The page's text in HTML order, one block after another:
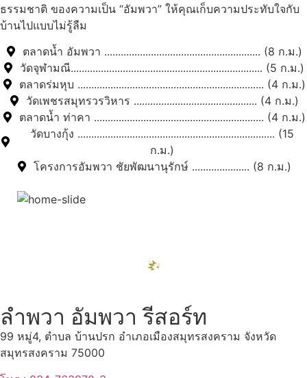
ธรรมชาติ ของความเป็น “อัมพวา” ให้คุณเก็บความประทับใจกับ
บ้านไปแบบไม่รู้ลืม
ตลาดน้ำ อัมพวา ......................................................... (8 ก.ม.)
วัดจุฬามณี...................................................................... (5 ก.ม.)
ตลาดร่มหุบ .................................................................... (4 ก.ม.)
วัดเพชรสมุทรวรวิหาร ............................................. (4 ก.ม.)
ตลาดน้ำ ท่าคา .............................................................. (4 ก.ม.)
วัดบางกุ้ง ........................................................................ (15
ก.ม.)
โครงการอัมพวา ชัยพัฒนานุรักษ์ ..................... (8 ก.ม.)
ลำพวา อัมพวา รีสอร์ท
99 หมู่4, ตำบล บ้านปรก อำเภอเมืองสมุทรสงคราม จังหวัด
สมุทรสงคราม 75000